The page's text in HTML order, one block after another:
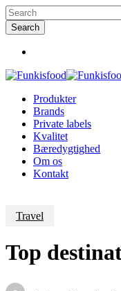
Skip
to
main
content
Search
Search
Menu
Produkter
Brands
Private labels
Kvalitet
Bæredygtighed
Om os
Kontakt
Travel
Top